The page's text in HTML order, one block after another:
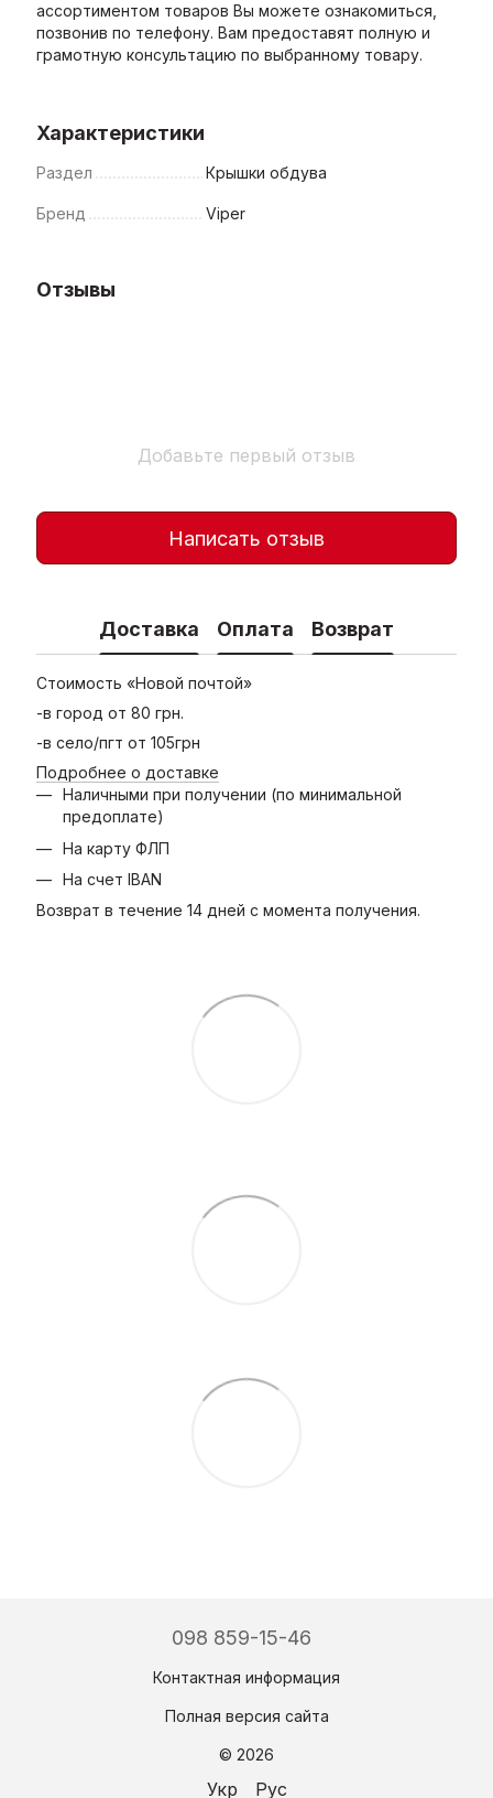
ассортиментом товаров Вы можете ознакомиться,
позвонив по телефону. Вам предоставят полную и
грамотную консультацию по выбранному товару.
Характеристики
Раздел Крышки обдува
Бренд Viper
Отзывы
Добавьте первый отзыв
Написать отзыв
Доставка Оплата Возврат
Стоимость «Новой почтой»
-в город от 80 грн.
-в село/пгт от 105грн
Подробнее о доставке
Наличными при получении (по минимальной
предоплате)
На карту ФЛП
На счет IBAN
Возврат в течение 14 дней с момента получения.
098 859-15-46
Контактная информация
Полная версия сайта
© 2026
Укр Рус